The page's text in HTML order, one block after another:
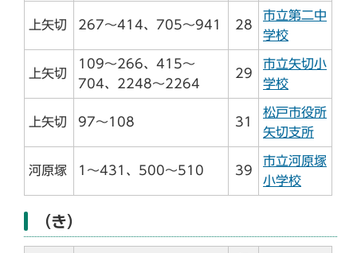
上矢切 267～414、705～941 28
市立第二中
学校
上矢切
109～266、415～
704、2248～2264
29
市立矢切小
学校
上矢切 97～108 31
松戸市役所
矢切支所
河原塚 1～431、500～510 39
市立河原塚
小学校
（き）